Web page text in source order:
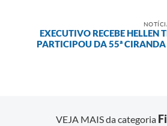
EXECUTIVO RECEBE HELLEN
PARTICIPOU DA 55ª
VEJA MAIS da categoria